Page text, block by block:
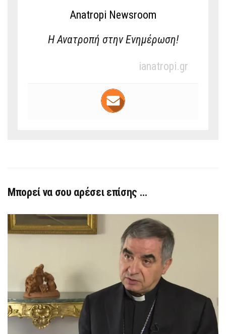
Anatropi Newsroom
Η Ανατροπή στην Ενημέρωση!
ianatropi.gr
Μπορεί να σου αρέσει επίσης …